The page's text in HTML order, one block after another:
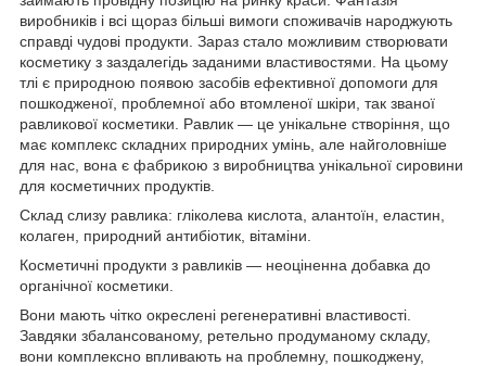
виробників і всі щораз більші вимоги споживачів народжують
справді чудові продукти. Зараз стало можливим створювати
косметику з заздалегідь заданими властивостями. На цьому
тлі є природною появою засобів ефективної допомоги для
пошкодженої, проблемної або втомленої шкіри, так званої
равликової косметики. Равлик — це унікальне створіння, що
має комплекс складних природних умінь, але найголовніше
для нас, вона є фабрикою з виробництва унікальної сировини
для косметичних продуктів.
Склад слизу равлика: гліколева кислота, алантоїн, еластин,
колаген, природний антибіотик, вітаміни.
Косметичні продукти з равликів — неоціненна добавка до
органічної косметики.
Вони мають чітко окреслені регенеративні властивості.
Завдяки збалансованому, ретельно продуманому складу,
вони комплексно впливають на проблемну, пошкоджену,